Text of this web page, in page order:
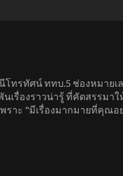
โทรทัศน์ ททบ.5 ช่องหมายเ
นเรื่องราวน่ารู้ ที่คัดสรรมาใ
ราะ "มีเรื่องมากมายที่คุณอ